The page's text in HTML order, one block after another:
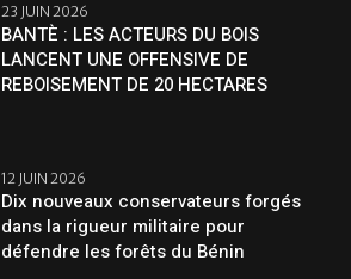
23 JUIN 2026
BANTÈ : LES ACTEURS DU BOIS
LANCENT UNE OFFENSIVE DE
REBOISEMENT DE 20 HECTARES
12 JUIN 2026
Dix nouveaux conservateurs forgés
dans la rigueur militaire pour
défendre les forêts du Bénin